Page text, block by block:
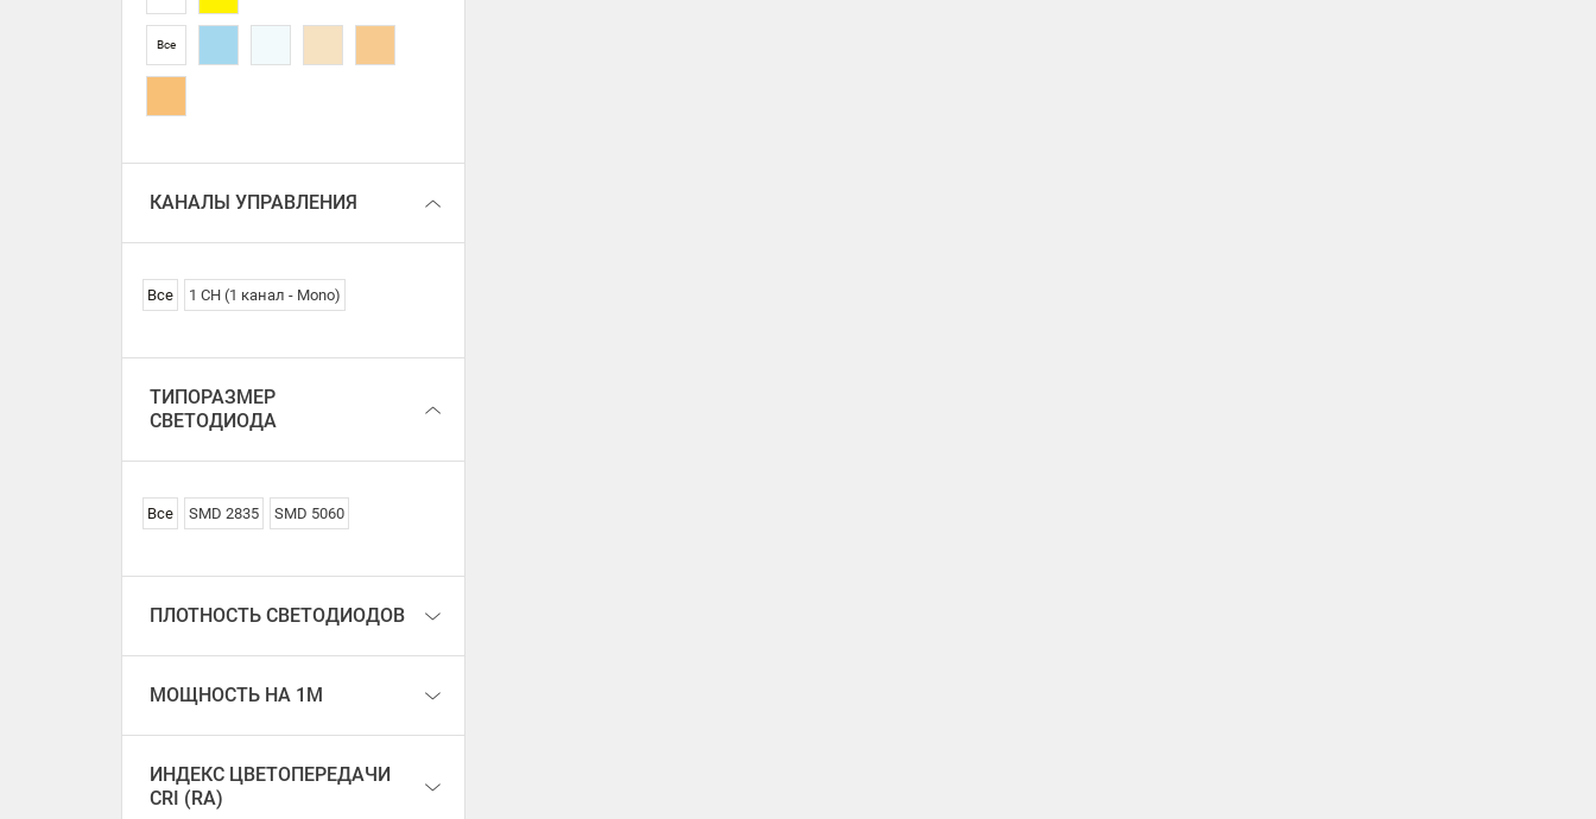
Все
КАНАЛЫ УПРАВЛЕНИЯ
Все 1 CH (1 канал - Mono)
ТИПОРАЗМЕР
СВЕТОДИОДА
Все SMD 2835 SMD 5060
ПЛОТНОСТЬ СВЕТОДИОДОВ
МОЩНОСТЬ НА 1М
ИНДЕКС ЦВЕТОПЕРЕДАЧИ
CRI (RA)